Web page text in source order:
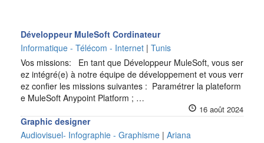
Développeur MuleSoft Cordinateur
Informatique - Télécom - Internet | Tunis
Vos missions: En tant que Développeur MuleSoft, vous ser
ez intégré(e) à notre équipe de développement et vous verr
ez confier les missions suivantes : Paramétrer la plateform
e MuleSoft Anypoint Platform ; …
16 août 2024
Graphic designer
Audiovisuel- Infographie - Graphisme | Ariana